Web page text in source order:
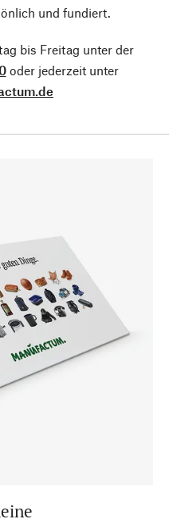
und fundiert.
bis Freitag unter der
oder jederzeit unter